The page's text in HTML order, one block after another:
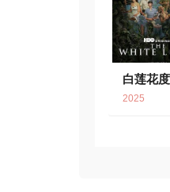
白莲花
2025